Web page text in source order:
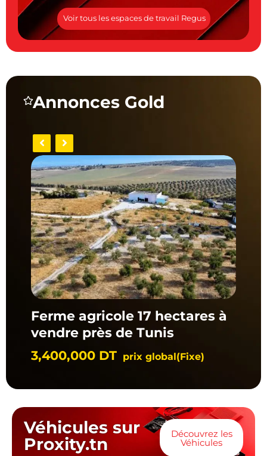
Voir tous les espaces de travail Regus
Annonces Gold
Ferme agricole 17 hectares à
vendre près de Tunis
3,400,000 DT prix global(Fixe)
Véhicules sur
Proxity.tn
Découvrez les
Véhicules